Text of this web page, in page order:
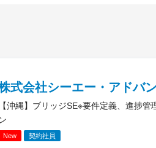
式会社シーエー・アドバ
【沖縄】ブリッジSE※要件定義、進捗
ン
New 契約社員